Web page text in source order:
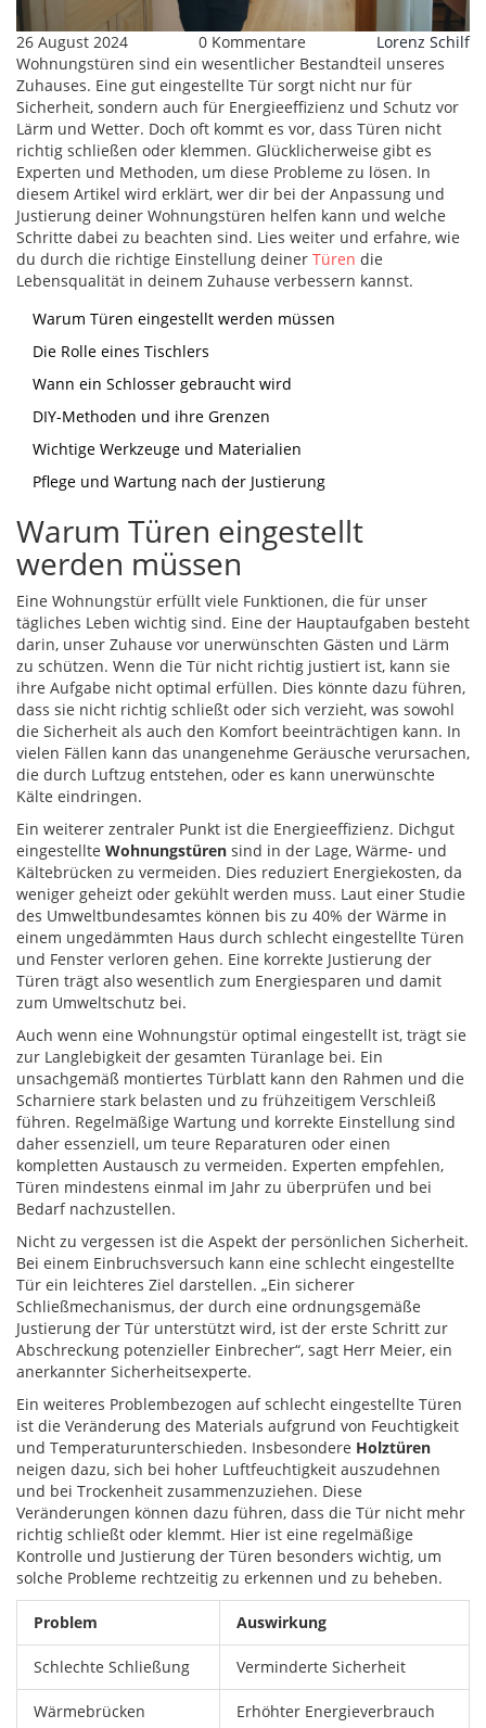
26 August 2024 0 Kommentare
Lorenz Schilf
Wohnungstüren sind ein wesentlicher Bestandteil unseres
Zuhauses. Eine gut eingestellte Tür sorgt nicht nur für
Sicherheit, sondern auch für Energieeffizienz und Schutz vor
Lärm und Wetter. Doch oft kommt es vor, dass Türen nicht
richtig schließen oder klemmen. Glücklicherweise gibt es
Experten und Methoden, um diese Probleme zu lösen. In
diesem Artikel wird erklärt, wer dir bei der Anpassung und
Justierung deiner Wohnungstüren helfen kann und welche
Schritte dabei zu beachten sind. Lies weiter und erfahre, wie
du durch die richtige Einstellung deiner Türen die
Lebensqualität in deinem Zuhause verbessern kannst.
Warum Türen eingestellt werden müssen
Die Rolle eines Tischlers
Wann ein Schlosser gebraucht wird
DIY-Methoden und ihre Grenzen
Wichtige Werkzeuge und Materialien
Pflege und Wartung nach der Justierung
Warum Türen eingestellt
werden müssen
Eine Wohnungstür erfüllt viele Funktionen, die für unser
tägliches Leben wichtig sind. Eine der Hauptaufgaben besteht
darin, unser Zuhause vor unerwünschten Gästen und Lärm
zu schützen. Wenn die Tür nicht richtig justiert ist, kann sie
ihre Aufgabe nicht optimal erfüllen. Dies könnte dazu führen,
dass sie nicht richtig schließt oder sich verzieht, was sowohl
die Sicherheit als auch den Komfort beeinträchtigen kann. In
vielen Fällen kann das unangenehme Geräusche verursachen,
die durch Luftzug entstehen, oder es kann unerwünschte
Kälte eindringen.
Ein weiterer zentraler Punkt ist die Energieeffizienz. Dichgut
eingestellte Wohnungstüren sind in der Lage, Wärme- und
Kältebrücken zu vermeiden. Dies reduziert Energiekosten, da
weniger geheizt oder gekühlt werden muss. Laut einer Studie
des Umweltbundesamtes können bis zu 40% der Wärme in
einem ungedämmten Haus durch schlecht eingestellte Türen
und Fenster verloren gehen. Eine korrekte Justierung der
Türen trägt also wesentlich zum Energiesparen und damit
zum Umweltschutz bei.
Auch wenn eine Wohnungstür optimal eingestellt ist, trägt sie
zur Langlebigkeit der gesamten Türanlage bei. Ein
unsachgemäß montiertes Türblatt kann den Rahmen und die
Scharniere stark belasten und zu frühzeitigem Verschleiß
führen. Regelmäßige Wartung und korrekte Einstellung sind
daher essenziell, um teure Reparaturen oder einen
kompletten Austausch zu vermeiden. Experten empfehlen,
Türen mindestens einmal im Jahr zu überprüfen und bei
Bedarf nachzustellen.
Nicht zu vergessen ist die Aspekt der persönlichen Sicherheit.
Bei einem Einbruchsversuch kann eine schlecht eingestellte
Tür ein leichteres Ziel darstellen. „Ein sicherer
Schließmechanismus, der durch eine ordnungsgemäße
Justierung der Tür unterstützt wird, ist der erste Schritt zur
Abschreckung potenzieller Einbrecher“, sagt Herr Meier, ein
anerkannter Sicherheitsexperte.
Ein weiteres Problembezogen auf schlecht eingestellte Türen
ist die Veränderung des Materials aufgrund von Feuchtigkeit
und Temperaturunterschieden. Insbesondere Holztüren
neigen dazu, sich bei hoher Luftfeuchtigkeit auszudehnen
und bei Trockenheit zusammenzuziehen. Diese
Veränderungen können dazu führen, dass die Tür nicht mehr
richtig schließt oder klemmt. Hier ist eine regelmäßige
Kontrolle und Justierung der Türen besonders wichtig, um
solche Probleme rechtzeitig zu erkennen und zu beheben.
Problem Auswirkung
Schlechte Schließung Verminderte Sicherheit
Wärmebrücken Erhöhter Energieverbrauch